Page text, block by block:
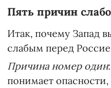
Пять причин
Итак, почему Запад
слабым перед
Причина номер один
понимает